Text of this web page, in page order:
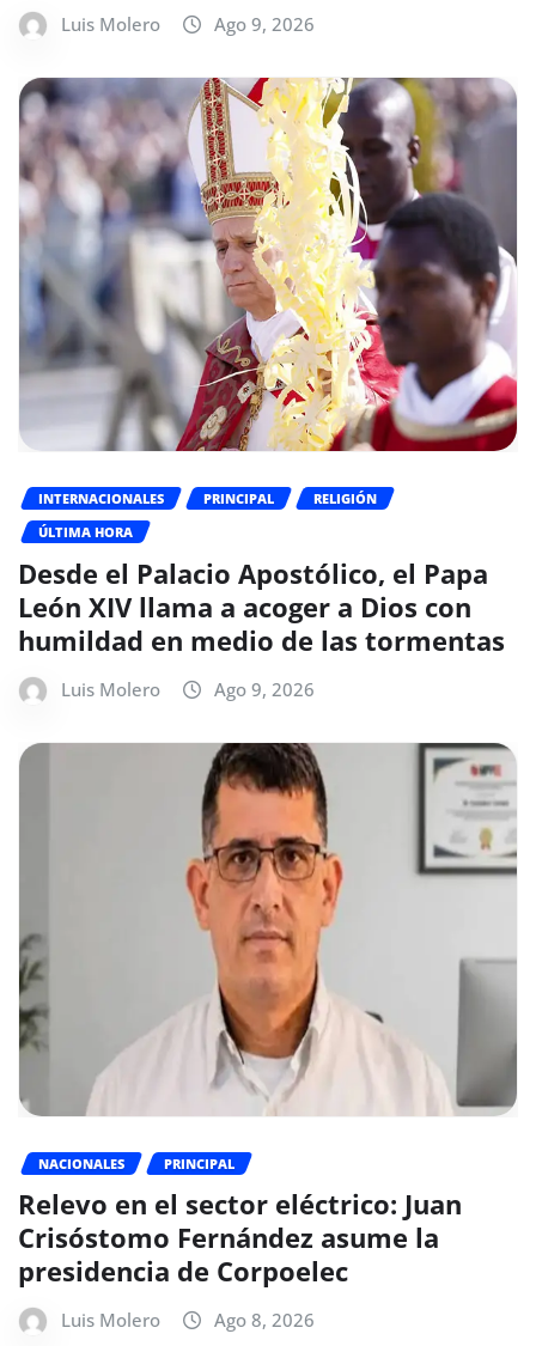
Luis Molero Ago 9, 2026
INTERNACIONALES PRINCIPAL
RELIGIÓN
ÚLTIMA HORA
Desde el Palacio Apostólico, el Papa
León XIV llama a acoger a Dios con
humildad en medio de las tormentas
Luis Molero Ago 9, 2026
NACIONALES PRINCIPAL
Relevo en el sector eléctrico: Juan
Crisóstomo Fernández asume la
presidencia de Corpoelec
Luis Molero Ago 8, 2026